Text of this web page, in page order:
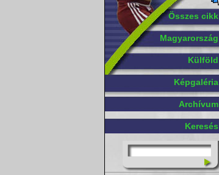
Összes cikk
Magyarország
Külföld
Képgaléria
Archívum
Keresés